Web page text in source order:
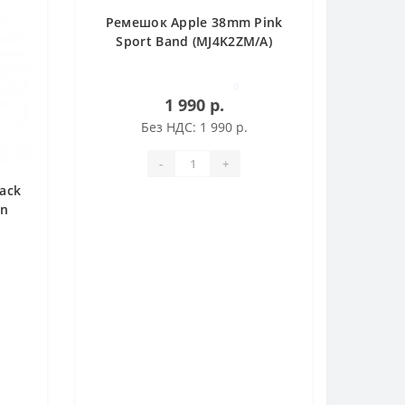
Ремешок Apple 38mm Pink
Sport Band (MJ4K2ZM/A)
1 990 р.
Без НДС: 1 990 р.
- +